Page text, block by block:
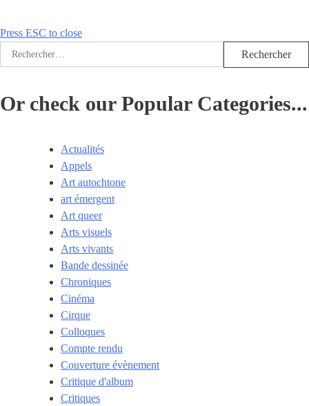
Press ESC to close
Rechercher :
Or check our Popular Categories...
Actualités
Appels
Art autochtone
art émergent
Art queer
Arts visuels
Arts vivants
Bande dessinée
Chroniques
Cinéma
Cirque
Colloques
Compte rendu
Couverture évènement
Critique d'album
Critiques